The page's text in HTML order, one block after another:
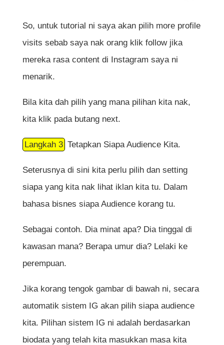
So, untuk tutorial ni saya akan pilih more profile
visits sebab saya nak orang klik follow jika
mereka rasa content di Instagram saya ni
menarik.
Bila kita dah pilih yang mana pilihan kita nak,
kita klik pada butang next.
Langkah 3 Tetapkan Siapa Audience Kita.
Seterusnya di sini kita perlu pilih dan setting
siapa yang kita nak lihat iklan kita tu. Dalam
bahasa bisnes siapa Audience korang tu.
Sebagai contoh. Dia minat apa? Dia tinggal di
kawasan mana? Berapa umur dia? Lelaki ke
perempuan.
Jika korang tengok gambar di bawah ni, secara
automatik sistem IG akan pilih siapa audience
kita. Pilihan sistem IG ni adalah berdasarkan
biodata yang telah kita masukkan masa kita